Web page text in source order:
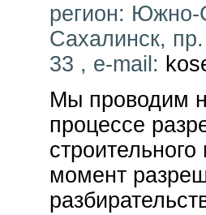
регион: Южно-
Сахалинск,
33 , e-mail:
Мы проводим
процессе
момент